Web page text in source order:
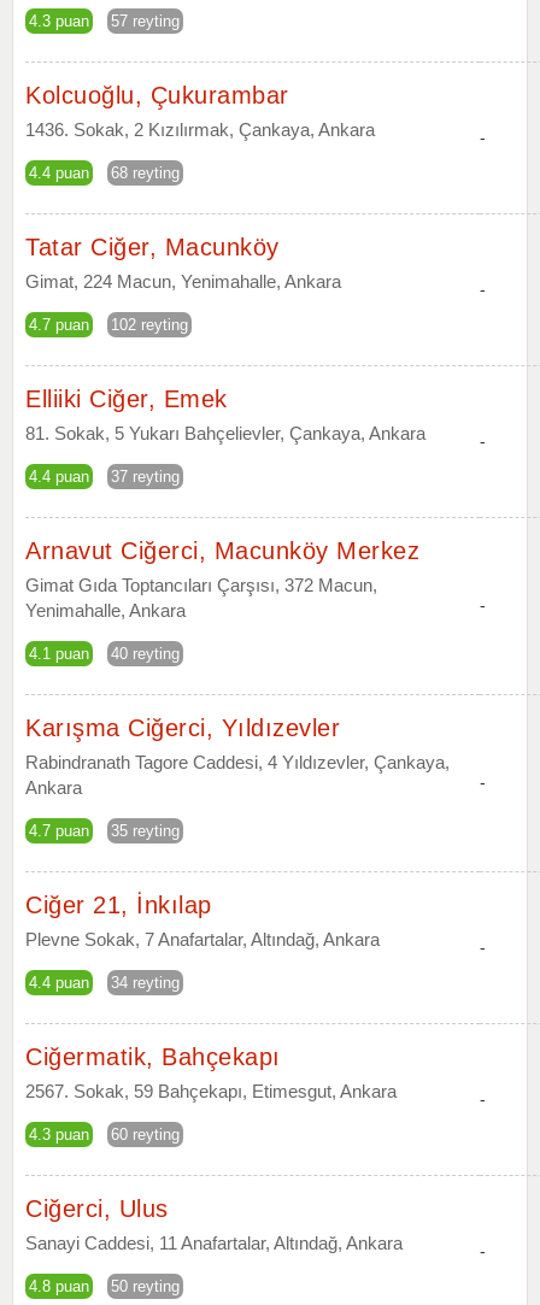
4.3 puan 57 reyting
Kolcuoğlu, Çukurambar
1436. Sokak, 2 Kızılırmak, Çankaya, Ankara
4.4 puan 68 reyting
-
Tatar Ciğer, Macunköy
Gimat, 224 Macun, Yenimahalle, Ankara
4.7 puan 102 reyting
-
Elliiki Ciğer, Emek
81. Sokak, 5 Yukarı Bahçelievler, Çankaya, Ankara
4.4 puan 37 reyting
-
Arnavut Ciğerci, Macunköy Merkez
Gimat Gıda Toptancıları Çarşısı, 372 Macun,
Yenimahalle, Ankara
4.1 puan 40 reyting
-
Karışma Ciğerci, Yıldızevler
Rabindranath Tagore Caddesi, 4 Yıldızevler, Çankaya,
Ankara
4.7 puan 35 reyting
-
Ciğer 21, İnkılap
Plevne Sokak, 7 Anafartalar, Altındağ, Ankara
4.4 puan 34 reyting
-
Ciğermatik, Bahçekapı
2567. Sokak, 59 Bahçekapı, Etimesgut, Ankara
4.3 puan 60 reyting
-
Ciğerci, Ulus
Sanayi Caddesi, 11 Anafartalar, Altındağ, Ankara
4.8 puan 50 reyting
-